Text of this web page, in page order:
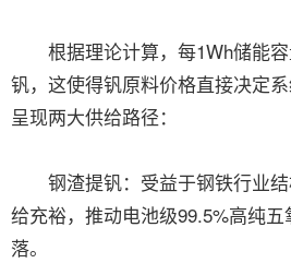
根据理论计算，每1Wh储能容
钒，这使得钒原料价格直接决定
呈现两大供给路径：
钢渣提钒：受益于钢铁行业结
给充裕，推动电池级99.5%高纯
落。